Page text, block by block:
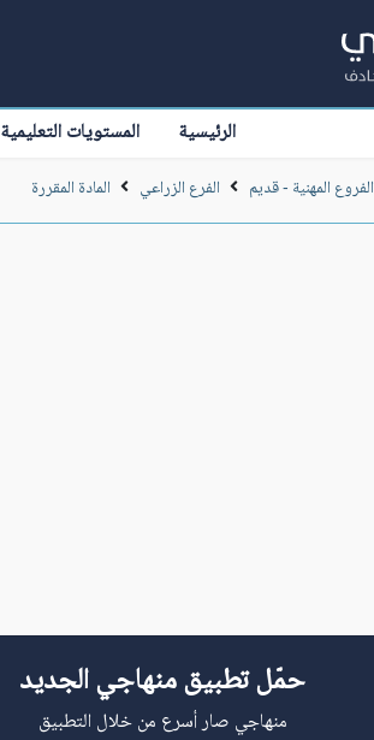
الرئيسية المستويات التعليمية
الفروع المهنية - قديم الفرع الزراعي المادة المقررة
حمّل تطبيق منهاجي الجديد
منهاجي صار أسرع من خلال التطبيق